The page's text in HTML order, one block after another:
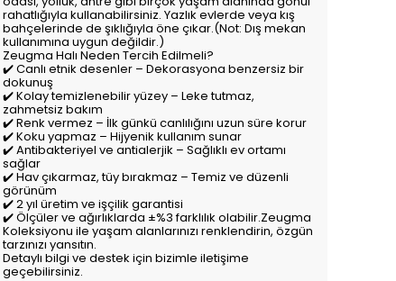
rahatlığıyla kullanabilirsiniz. Yazlık evlerde veya kış
bahçelerinde de şıklığıyla öne çıkar.(Not: Dış mekan
kullanımına uygun değildir.)
Zeugma Halı Neden Tercih Edilmeli?
✔️ Canlı etnik desenler – Dekorasyona benzersiz bir
dokunuş
✔️ Kolay temizlenebilir yüzey – Leke tutmaz,
zahmetsiz bakım
✔️ Renk vermez – İlk günkü canlılığını uzun süre korur
✔️ Koku yapmaz – Hijyenik kullanım sunar
✔️ Antibakteriyel ve antialerjik – Sağlıklı ev ortamı
sağlar
✔️ Hav çıkarmaz, tüy bırakmaz – Temiz ve düzenli
görünüm
✔️ 2 yıl üretim ve işçilik garantisi
✔️ Ölçüler ve ağırlıklarda ±%3 farklılık olabilir.Zeugma
Koleksiyonu ile yaşam alanlarınızı renklendirin, özgün
tarzınızı yansıtın.
Detaylı bilgi ve destek için bizimle iletişime
geçebilirsiniz.